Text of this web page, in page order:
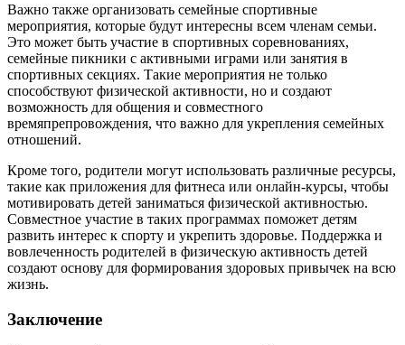
Важно также организовать семейные спортивные
мероприятия, которые будут интересны всем членам семьи.
Это может быть участие в спортивных соревнованиях,
семейные пикники с активными играми или занятия в
спортивных секциях. Такие мероприятия не только
способствуют физической активности, но и создают
возможность для общения и совместного
времяпрепровождения, что важно для укрепления семейных
отношений.
Кроме того, родители могут использовать различные ресурсы,
такие как приложения для фитнеса или онлайн-курсы, чтобы
мотивировать детей заниматься физической активностью.
Совместное участие в таких программах поможет детям
развить интерес к спорту и укрепить здоровье. Поддержка и
вовлеченность родителей в физическую активность детей
создают основу для формирования здоровых привычек на всю
жизнь.
Заключение